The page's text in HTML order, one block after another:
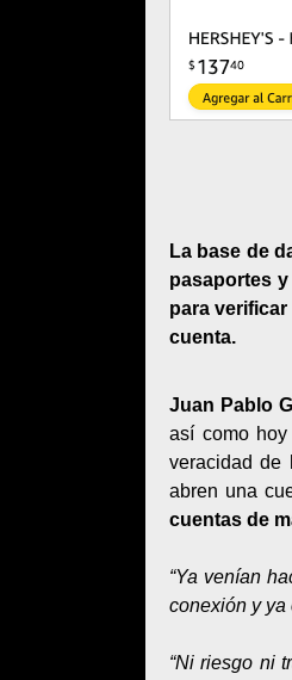
La base de
pasaportes
para
cuenta.
Juan Pablo
así como
veracidad de
abren una
cuentas de
“Ya venían
conexión y ya
“Ni riesgo ni